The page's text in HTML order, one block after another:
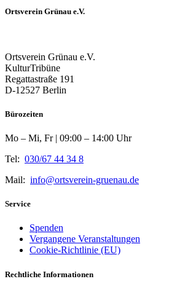
Ortsverein Grünau e.V.
Ortsverein Grünau e.V.
KulturTribüne
Regattastraße 191
D-12527 Berlin
Bürozeiten
Mo – Mi, Fr | 09:00 – 14:00 Uhr
Tel: 030/67 44 34 8
Mail: info@ortsverein-gruenau.de
Service
Spenden
Vergangene Veranstaltungen
Cookie-Richtlinie (EU)
Rechtliche Informationen